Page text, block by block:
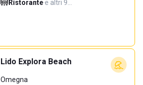
Ristorante·e altri 9…
Lido Explora Beach
Omegna